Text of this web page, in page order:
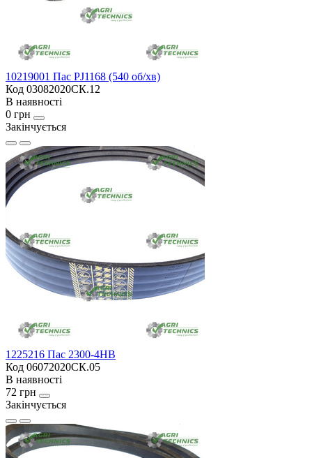
10219001 Пас PJ1168 (540 об/хв)
Код 03082020СК.12
В наявності
0 грн
Закінчується
1225216 Пас 2300-4HB
Код 06072020СК.05
В наявності
72 грн
Закінчується